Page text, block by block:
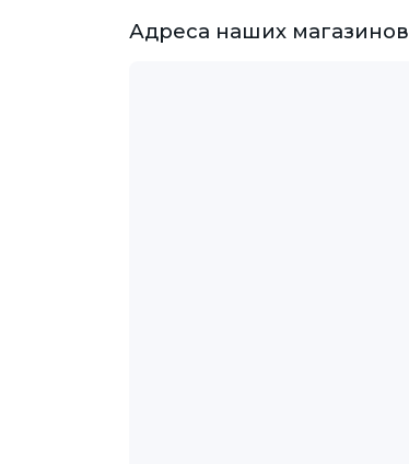
Адреса наших магазинов